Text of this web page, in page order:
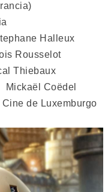
Halleux
Rousselot
Thiebaux
Mickaël Coëdel
de Luxemburgo